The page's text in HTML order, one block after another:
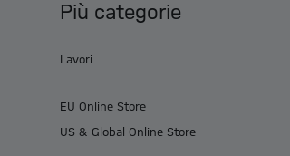
Più categorie
Lavori
EU Online Store
US & Global Online Store